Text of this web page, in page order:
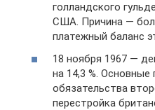
голландского
США. Причина —
платежный баланс
18 ноября 1967 —
на 14,3 %.
обязательства
перестройка